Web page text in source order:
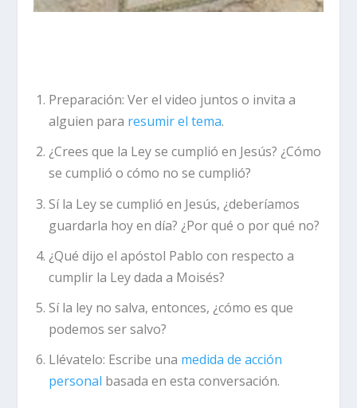
Preparación: Ver el video juntos o invita a
alguien para resumir el tema.
¿Crees que la Ley se cumplió en Jesús? ¿Cómo
se cumplió o cómo no se cumplió?
Sí la Ley se cumplió en Jesús, ¿deberíamos
guardarla hoy en día? ¿Por qué o por qué no?
¿Qué dijo el apóstol Pablo con respecto a
cumplir la Ley dada a Moisés?
Sí la ley no salva, entonces, ¿cómo es que
podemos ser salvo?
Llévatelo: Escribe una medida de acción
personal basada en esta conversación.